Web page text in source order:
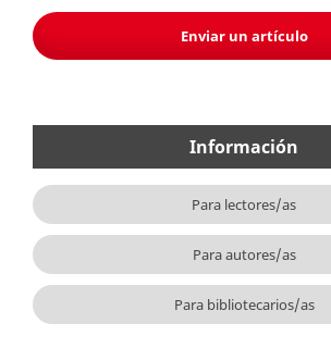
Enviar un artículo
Información
Para lectores/as
Para autores/as
Para bibliotecarios/as